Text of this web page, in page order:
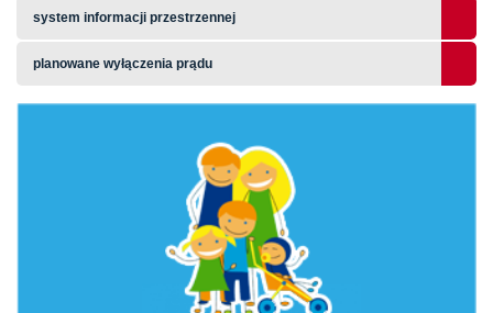
system informacji przestrzennej
planowane wyłączenia prądu